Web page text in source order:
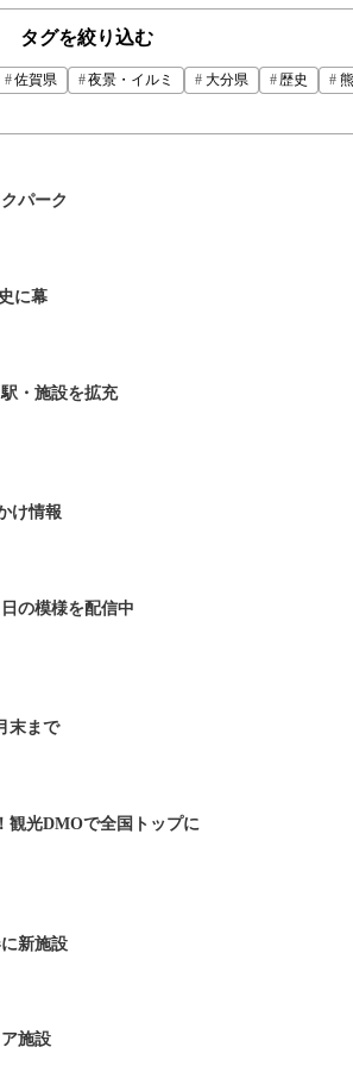
タグを絞り込む
佐賀県 夜景・イルミ 大分県 歴史
パーク
に幕
・施設を拡充
け情報
の模様を配信中
末まで
観光DMOで全国トップに
新施設
施設